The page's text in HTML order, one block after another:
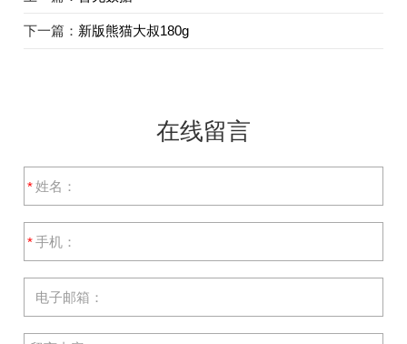
下一篇： 新版熊猫大叔180g
在线留言
*
*